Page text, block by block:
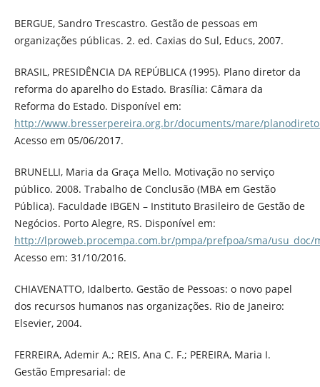
BERGUE, Sandro Trescastro. Gestão de pessoas em
organizações públicas. 2. ed. Caxias do Sul, Educs, 2007.
BRASIL, PRESIDÊNCIA DA REPÚBLICA (1995). Plano diretor da
reforma do aparelho do Estado. Brasília: Câmara da
Reforma do Estado. Disponível em:
http://www.bresserpereira.org.br/documents/mare/
Acesso em 05/06/2017.
BRUNELLI, Maria da Graça Mello. Motivação no serviço
público. 2008. Trabalho de Conclusão (MBA em Gestão
Pública). Faculdade IBGEN – Instituto Brasileiro de Gestão de
Negócios. Porto Alegre, RS. Disponível em:
http://lproweb.procempa.com.br/pmpa/prefpoa/sma/usu_doc/
Acesso em: 31/10/2016.
CHIAVENATTO, Idalberto. Gestão de Pessoas: o novo papel
dos recursos humanos nas organizações. Rio de Janeiro:
Elsevier, 2004.
FERREIRA, Ademir A.; REIS, Ana C. F.; PEREIRA, Maria I.
Gestão Empresarial: de